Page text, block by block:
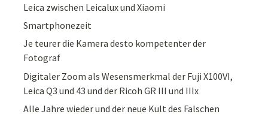
Leica zwischen Leicalux und Xiaomi
Smartphonezeit
Je teurer die Kamera desto kompetenter der
Fotograf
Digitaler Zoom als Wesensmerkmal der Fuji X100VI,
Leica Q3 und 43 und der Ricoh GR III und IIIx
Alle Jahre wieder und der neue Kult des Falschen